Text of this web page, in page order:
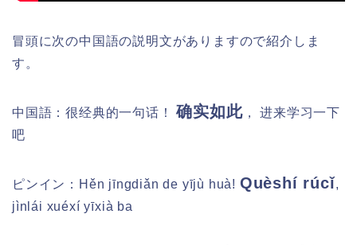
冒頭に次の中国語の説明文がありますので紹介しま
す。
中国語：很经典的一句话！确实如此， 进来学习一下
吧
ピンイン： Hěn jīngdiǎn de yījù huà! Quèshí rúcǐ,
jìnlái xuéxí yīxià ba